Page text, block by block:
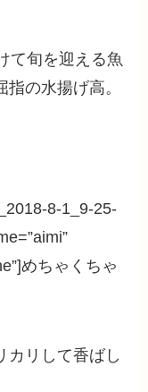
て旬を迎える魚
の水揚げ高。
8-1_9-25-
めちゃくちゃ
カリして香ばし